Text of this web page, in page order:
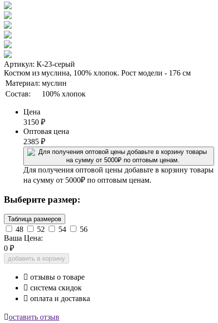
Артикул: К-23-серый
Костюм из муслина, 100% хлопок. Рост модели - 176 см
Материал: муслин
Состав:
100% хлопок
Цена
3150 ₽
Оптовая цена
2385 ₽
Для получения оптовой цены добавьте в корзину товары
на сумму от 5000₽ по оптовым ценам.
Выберите размер:
Таблица размеров
48 52 54
56
Ваша Цена:
0 ₽
добавить в корзину
 отзывы о товаре
 система скидок
 оплата и доставка
оставить отзыв